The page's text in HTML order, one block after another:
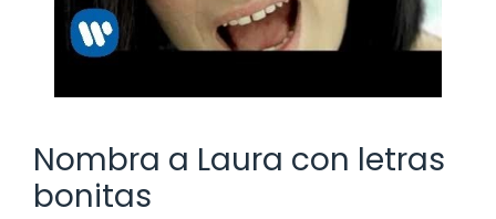
Nombra a Laura con letras
bonitas